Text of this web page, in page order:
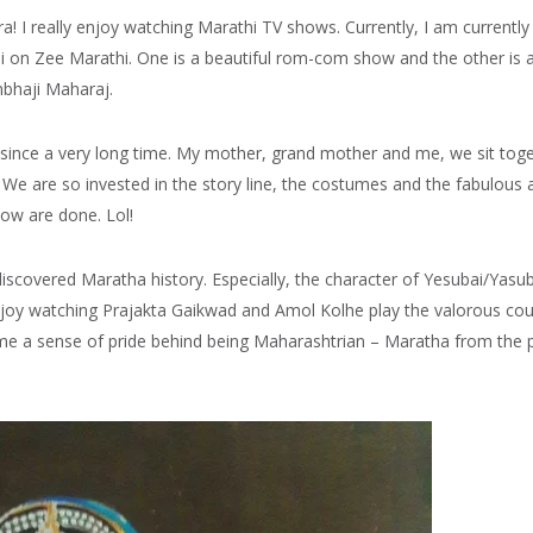
I really enjoy watching Marathi TV shows. Currently, I am currently
on Zee Marathi. One is a beautiful rom-com show and the other is
Maharaj.
a very long time. My mother, grand mother and me, we sit
are so invested in the story line, the costumes and the fabulous
are done. Lol!
Maratha history. Especially, the character of Yesubai/
watching Prajakta Gaikwad and Amol Kolhe play the valorous
a sense of pride behind being Maharashtrian – Maratha from the